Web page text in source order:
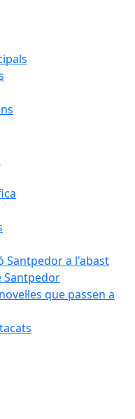
Santpedor a l'abast
Santpedor
que passen a